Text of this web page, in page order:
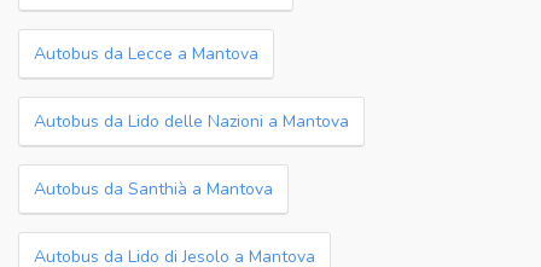
Autobus da Lecce a Mantova
Autobus da Lido delle Nazioni a Mantova
Autobus da Santhià a Mantova
Autobus da Lido di Jesolo a Mantova